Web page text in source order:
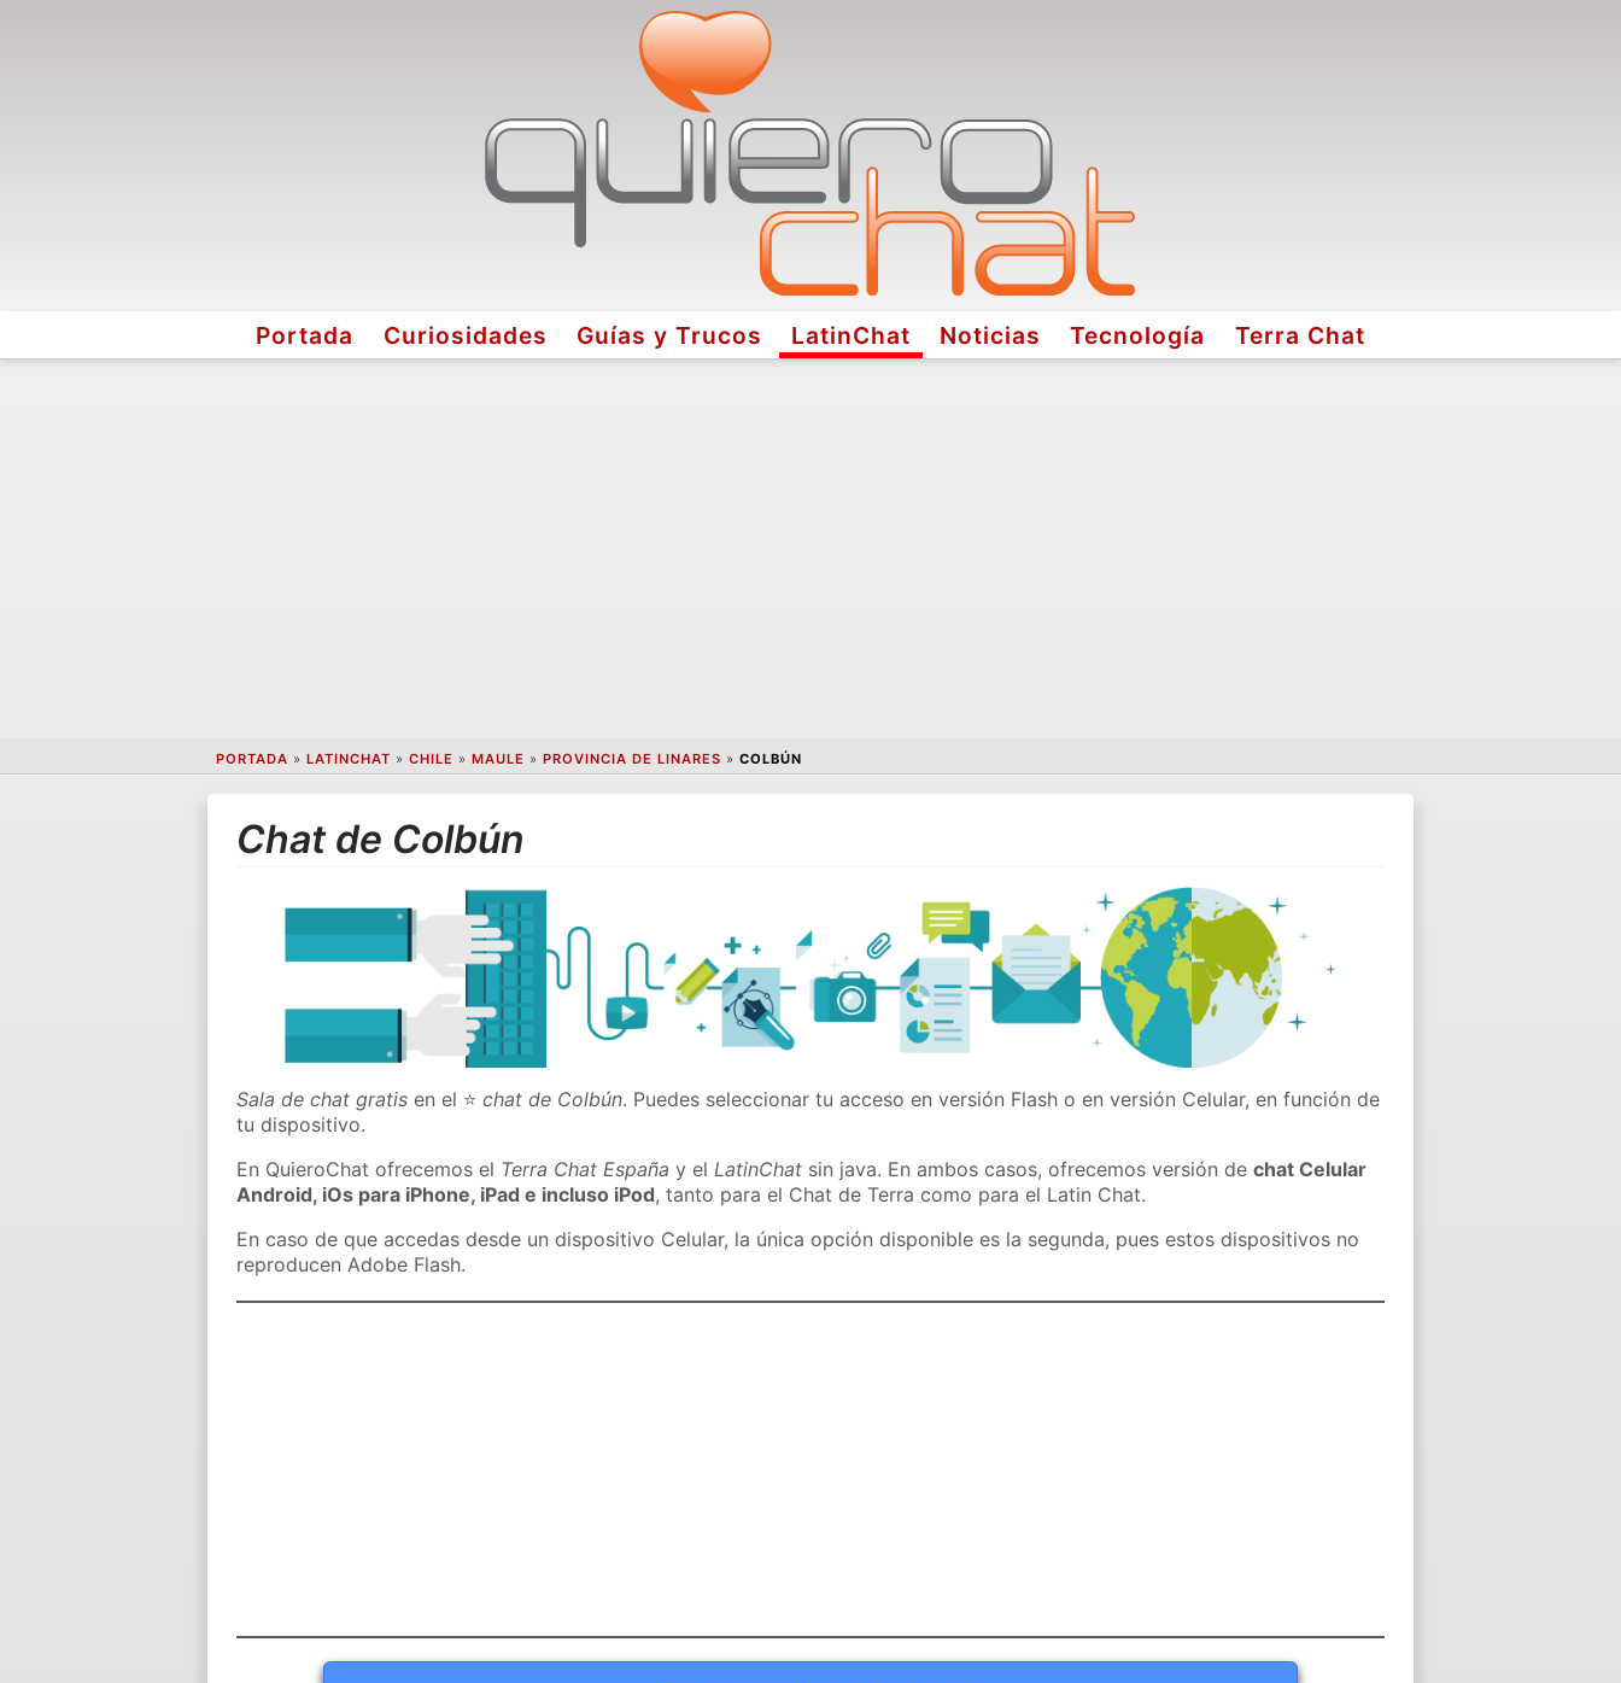
Portada Curiosidades Guías y Trucos LatinChat Noticias Tecnología Terra Chat
PORTADA » LATINCHAT » CHILE » MAULE » PROVINCIA DE LINARES » COLBÚN
Chat de Colbún
Sala de chat gratis en el ⭐chat de Colbún. Puedes seleccionar tu acceso en versión Flash o en versión Celular, en función de
tu dispositivo.
En QuieroChat ofrecemos el Terra Chat España y elLatinChat sin java. En ambos casos, ofrecemos versión dechat Celular
Android, iOs para iPhone, iPad e incluso iPod, tanto para el Chat de Terra como para el Latin Chat.
En caso de que accedas desde un dispositivo Celular, la única opción disponible es la segunda, pues estos dispositivos no
reproducen Adobe Flash.